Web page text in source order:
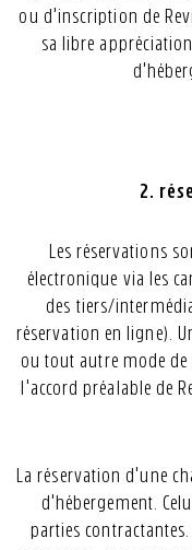
ou d'inscription de
sa libre
2.
Les réservations
électronique via les
des tiers/
réservation en ligne).
ou tout autre mode de
l'accord préalable de
La réservation d'une
d'hébergement.
parties